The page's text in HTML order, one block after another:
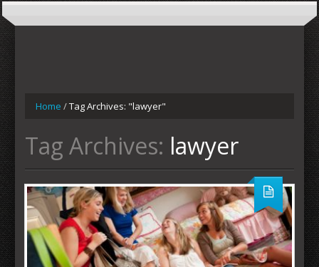
Home /Tag Archives: "lawyer"
Tag Archives: lawyer